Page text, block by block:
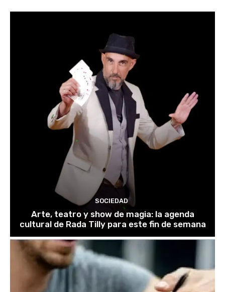
SOCIEDAD
Arte, teatro y show de magia: la agenda
cultural de Rada Tilly para este fin de semana